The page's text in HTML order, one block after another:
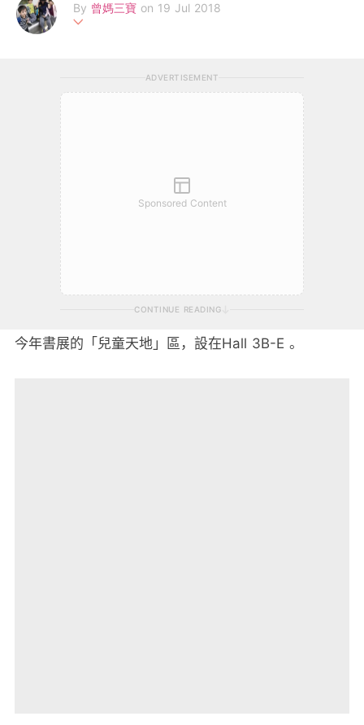
By 曾媽三寶 on 19 Jul 2018
家的「熱鬧」聲中，尋找心中的片刻安寧。 FB 專頁: 曾媽三寶 //
Blog: TsangMama3b.blogspot.com // Email:tsang.mama@ya
hoo.com
ADVERTISEMENT
Sponsored Content
CONTINUE READING
今年書展的「兒童天地」區，設在Hall 3B-E 。